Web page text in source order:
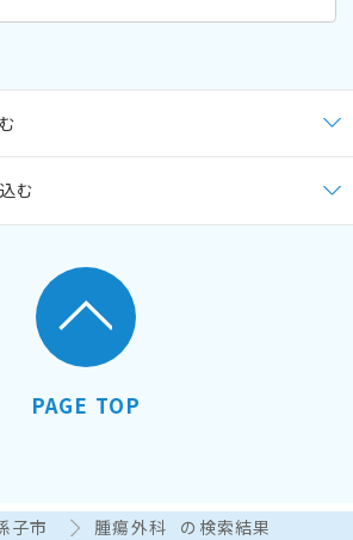
む
PAGE TOP
子市 腫瘍外科 の検索結果